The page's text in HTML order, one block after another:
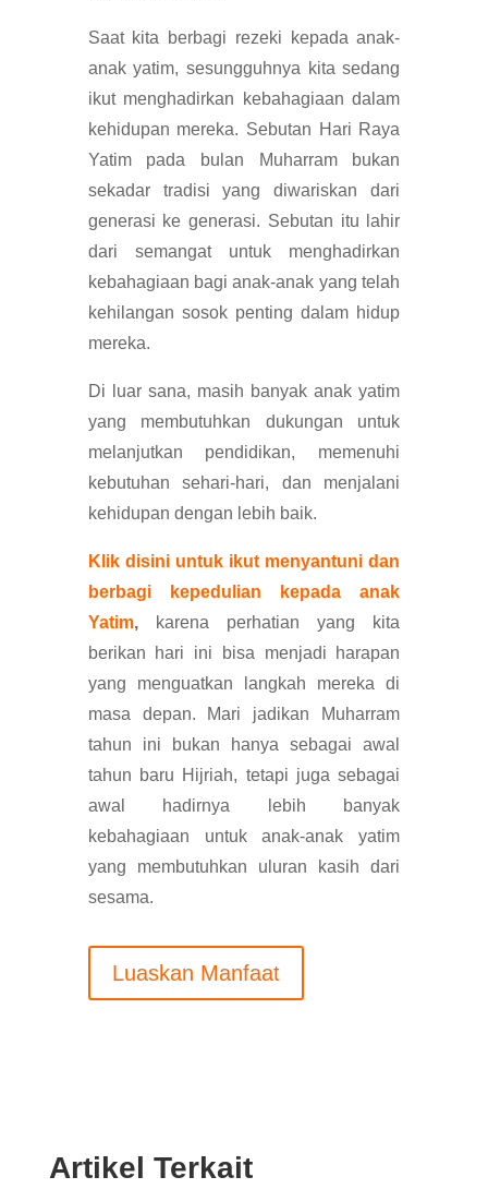
Saat kita berbagi rezeki kepada anak-
anak yatim, sesungguhnya kita sedang
ikut menghadirkan kebahagiaan dalam
kehidupan mereka. Sebutan Hari Raya
Yatim pada bulan Muharram bukan
sekadar tradisi yang diwariskan dari
generasi ke generasi. Sebutan itu lahir
dari semangat untuk menghadirkan
kebahagiaan bagi anak-anak yang telah
kehilangan sosok penting dalam hidup
mereka.
Di luar sana, masih banyak anak yatim
yang membutuhkan dukungan untuk
melanjutkan pendidikan, memenuhi
kebutuhan sehari-hari, dan menjalani
kehidupan dengan lebih baik.
Klik disini untuk ikut menyantuni dan
berbagi kepedulian kepada anak
Yatim,
karena perhatian yang kita
berikan hari ini bisa menjadi harapan
yang menguatkan langkah mereka di
masa depan. Mari jadikan Muharram
tahun ini bukan hanya sebagai awal
tahun baru Hijriah, tetapi juga sebagai
awal hadirnya lebih banyak
kebahagiaan untuk anak-anak yatim
yang membutuhkan uluran kasih dari
sesama.
Luaskan Manfaat
Artikel Terkait